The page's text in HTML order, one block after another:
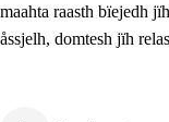
Dåaresthfaageles
maahta raasth bïejedh
åssjelh, domtesh jïh